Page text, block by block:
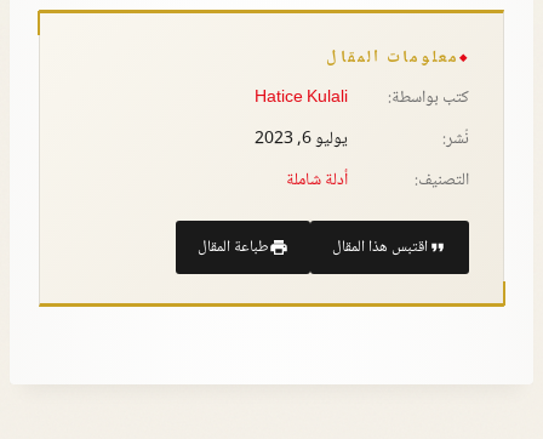
معلومات المقال
كتب بواسطة:
Hatice Kulali
نُشر:
يوليو 6, 2023
التصنيف:
أدلة شاملة
اقتبس هذا المقال طباعة المقال